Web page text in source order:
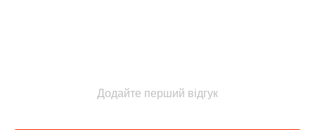
Додайте перший відгук